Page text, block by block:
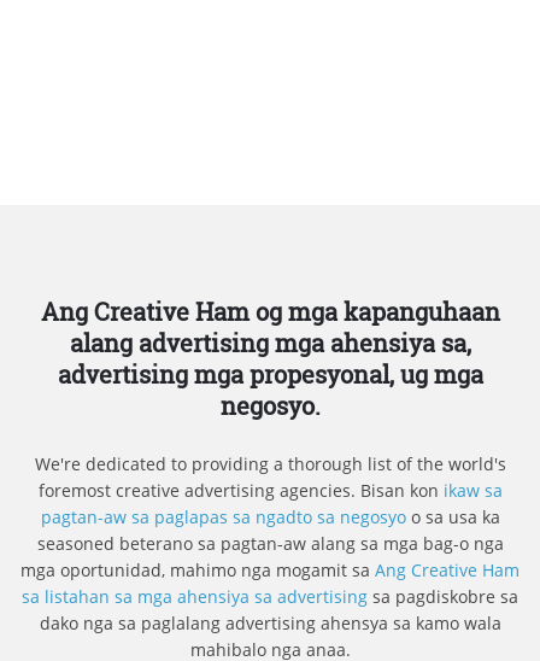
Ang Creative Ham og mga kapanguhaan
alang advertising mga ahensiya sa,
advertising mga propesyonal, ug mga
negosyo.
We're dedicated to providing a thorough list of the world's
foremost creative advertising agencies. Bisan kon ikaw sa
pagtan-aw sa paglapas sa ngadto sa negosyoo sa usa ka
seasoned beterano sa pagtan-aw alang sa mga bag-o nga
mga oportunidad, mahimo nga mogamit sa Ang Creative Ham
sa listahan sa mga ahensiya sa advertising sa pagdiskobre sa
dako nga sa paglalang advertising ahensya sa kamo wala
mahibalo nga anaa.